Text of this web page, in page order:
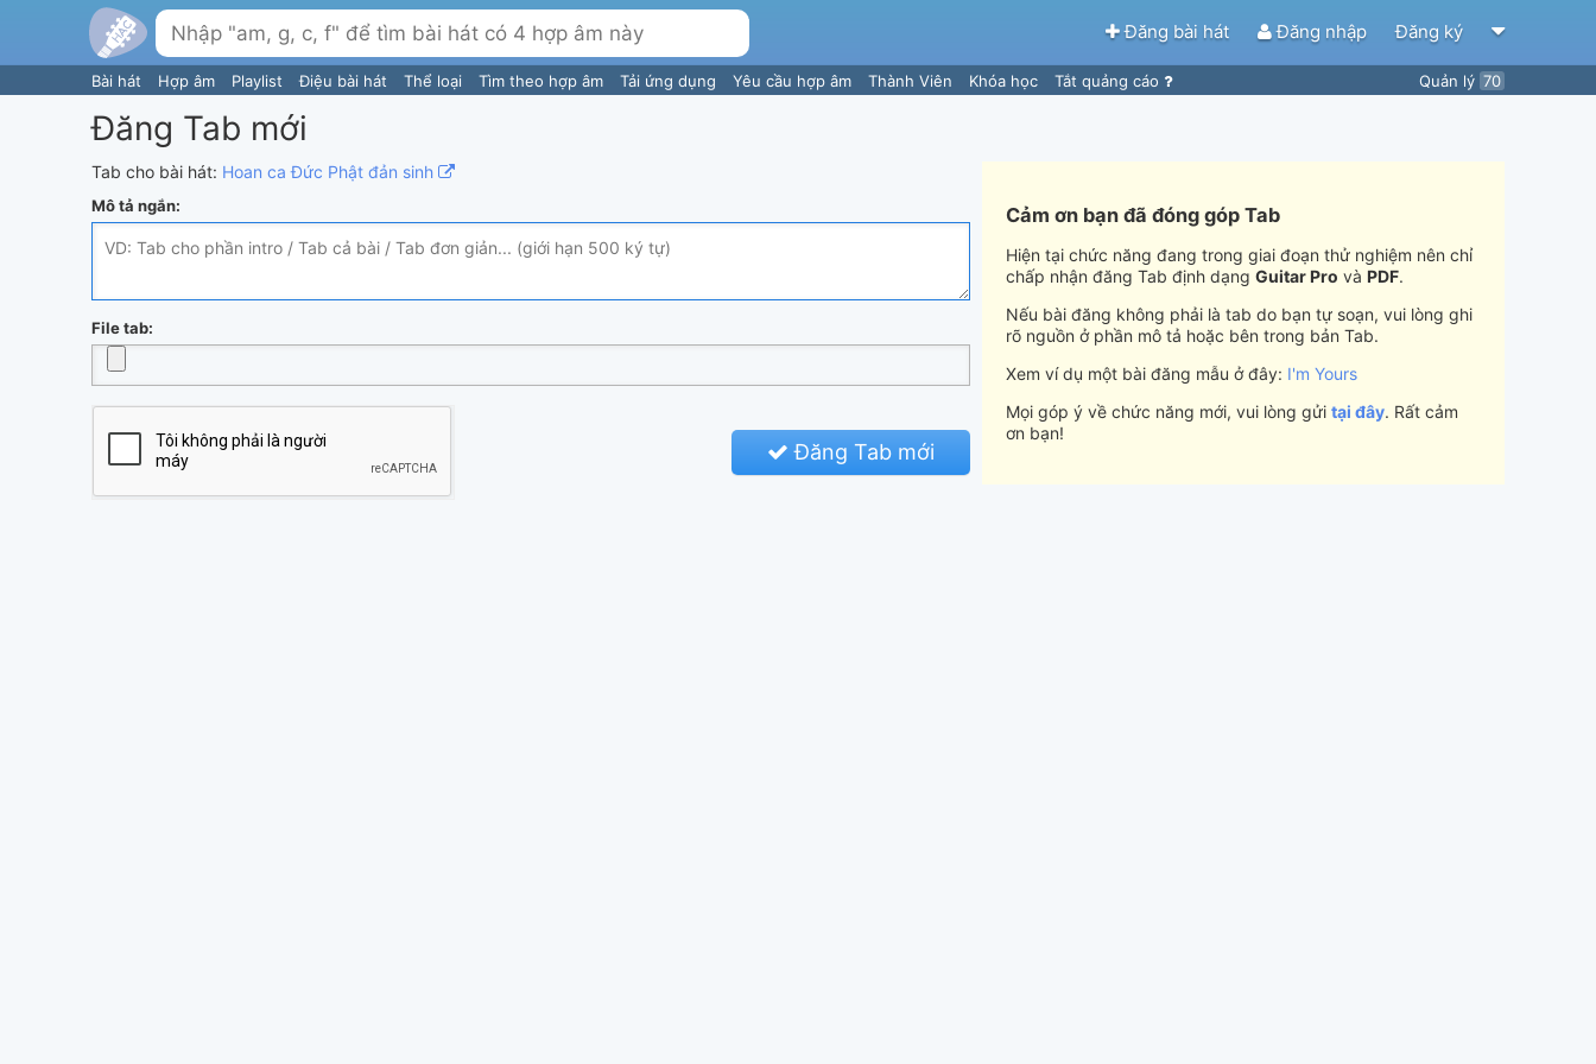
Đăng bài hát Đăng nhập Đăng ký
Bài hát Hợp âm Playlist Điệu bài hát Thể loại Tìm theo hợp âm Tải ứng dụng Yêu cầu hợp âm Thành Viên Khóa học Tắt quảng cáo Quản lý 70
Đăng Tab mới
Tab cho bài hát: Hoan ca Đức Phật đản sinh
Mô tả ngắn:
File tab:
Đăng Tab mới
Cảm ơn bạn đã đóng góp Tab
Hiện tại chức năng đang trong giai đoạn thử nghiệm nên chỉ
chấp nhận đăng Tab định dạng Guitar Pro và PDF.
Nếu bài đăng không phải là tab do bạn tự soạn, vui lòng ghi
rõ nguồn ở phần mô tả hoặc bên trong bản Tab.
Xem ví dụ một bài đăng mẫu ở đây: I'm Yours
Mọi góp ý về chức năng mới, vui lòng gửi tại đây. Rất cảm
ơn bạn!